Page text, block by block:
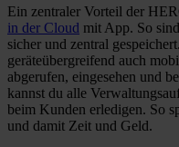
Ein zentraler Vorteil der
in der Cloud mit App. So
sicher und zentral
geräteübergreifend auch
abgerufen, eingesehen und
kannst du alle
beim Kunden erledigen. So
und damit Zeit und Geld.